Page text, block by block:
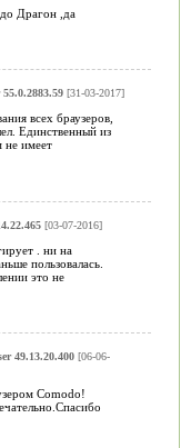
Драгон ,да
[31-03-2017]
всех браузеров,
Единственный из
не имеет
[03-07-2016]
. ни на
пользовалась.
это не
49.13.20.400[06-06-
Comodo!